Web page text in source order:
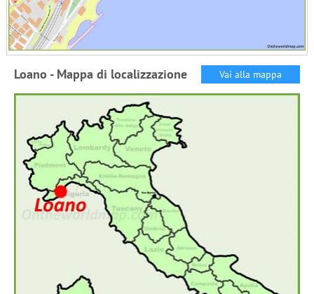
Loano - Mappa di localizzazione Vai alla mappa